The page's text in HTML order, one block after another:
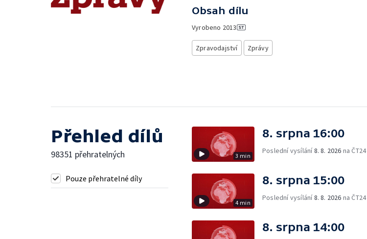
Obsah dílu
Vyrobeno 2013
Zpravodajství Zprávy
Přehled dílů
98351 přehratelných
Pouze přehratelné díly
3 min
8. srpna 16:00
Poslední vysílání8. 8. 2026 na ČT24
4 min
8. srpna 15:00
Poslední vysílání8. 8. 2026 na ČT24
8. srpna 14:00